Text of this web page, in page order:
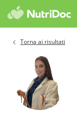
Torna ai risultati